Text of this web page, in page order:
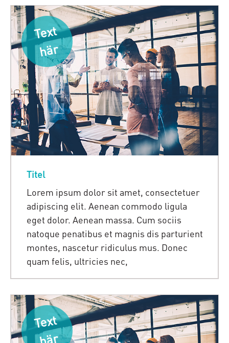
T
e
xt
h
är
Titel
Lorem ipsum dolor sit amet, consectetuer
adipiscing elit. Aenean commodo ligula
eget dolor. Aenean massa. Cum sociis
natoque penatibus et magnis dis parturient
montes, nascetur ridiculus mus. Donec
quam felis, ultricies nec,
T
e
xt
h